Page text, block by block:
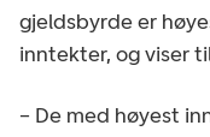
gjeldsbyrde er
inntekter, og viser
– De med høyest